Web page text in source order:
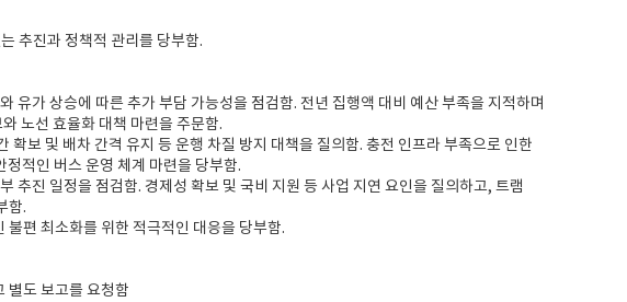
추진과 정책적 관리를 당부함.
유가 상승에 따른 추가 부담 가능성을 점검함. 전년 집행액 대비 예산 부족을 지적하며
노선 효율화 대책 마련을 주문함.
보 및 배차 간격 유지 등 운행 차질 방지 대책을 질의함. 충전 인프라 부족으로 인한
적인 버스 운영 체계 마련을 당부함.
추진 일정을 점검함. 경제성 확보 및 국비 지원 등 사업 지연 요인을 질의하고, 트램
함.
편 최소화를 위한 적극적인 대응을 당부함.
별도 보고를 요청함